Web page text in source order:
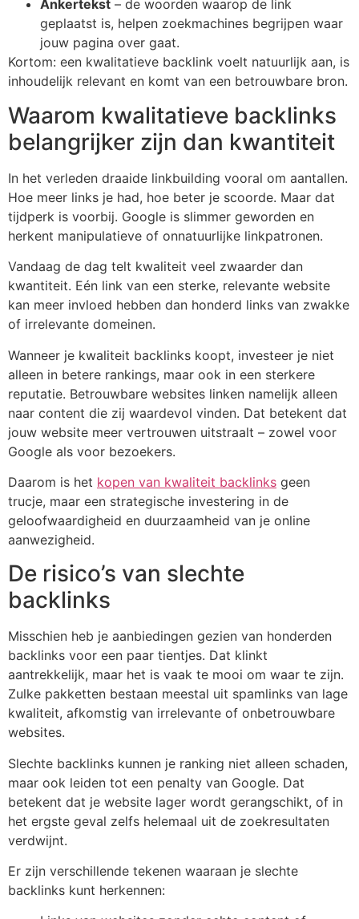
Ankertekst – de woorden waarop de link
geplaatst is, helpen zoekmachines begrijpen waar
jouw pagina over gaat.
Kortom: een kwalitatieve backlink voelt natuurlijk aan, is
inhoudelijk relevant en komt van een betrouwbare bron.
Waarom kwalitatieve backlinks
belangrijker zijn dan kwantiteit
In het verleden draaide linkbuilding vooral om aantallen.
Hoe meer links je had, hoe beter je scoorde. Maar dat
tijdperk is voorbij. Google is slimmer geworden en
herkent manipulatieve of onnatuurlijke linkpatronen.
Vandaag de dag telt kwaliteit veel zwaarder dan
kwantiteit. Eén link van een sterke, relevante website
kan meer invloed hebben dan honderd links van zwakke
of irrelevante domeinen.
Wanneer je kwaliteit backlinks koopt, investeer je niet
alleen in betere rankings, maar ook in een sterkere
reputatie. Betrouwbare websites linken namelijk alleen
naar content die zij waardevol vinden. Dat betekent dat
jouw website meer vertrouwen uitstraalt – zowel voor
Google als voor bezoekers.
Daarom is het kopen van kwaliteit backlinks geen
trucje, maar een strategische investering in de
geloofwaardigheid en duurzaamheid van je online
aanwezigheid.
De risico’s van slechte
backlinks
Misschien heb je aanbiedingen gezien van honderden
backlinks voor een paar tientjes. Dat klinkt
aantrekkelijk, maar het is vaak te mooi om waar te zijn.
Zulke pakketten bestaan meestal uit spamlinks van lage
kwaliteit, afkomstig van irrelevante of onbetrouwbare
websites.
Slechte backlinks kunnen je ranking niet alleen schaden,
maar ook leiden tot een penalty van Google. Dat
betekent dat je website lager wordt gerangschikt, of in
het ergste geval zelfs helemaal uit de zoekresultaten
verdwijnt.
Er zijn verschillende tekenen waaraan je slechte
backlinks kunt herkennen: